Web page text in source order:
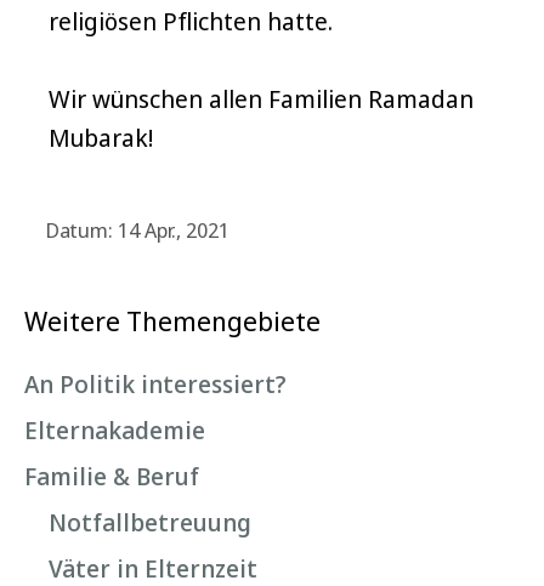
religiösen Pflichten hatte.
Wir wünschen allen Familien Ramadan
Mubarak!
Datum: 14 Apr., 2021
Weitere Themengebiete
An Politik interessiert?
Elternakademie
Familie & Beruf
Notfallbetreuung
Väter in Elternzeit